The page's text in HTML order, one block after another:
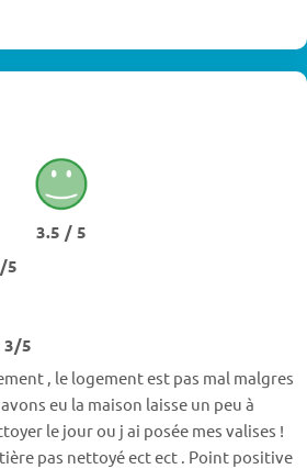
3.5 / 5
5
3/5
, le logement est pas mal malgres
eu la maison laisse un peu à
le jour ou j ai posée mes valises !
pas nettoyé ect ect . Point positive